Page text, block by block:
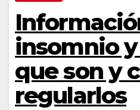
insomnio
que son y
regularlos